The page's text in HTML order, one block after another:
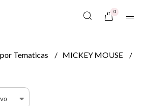
0
Tematicas
MICKEY MOUSE